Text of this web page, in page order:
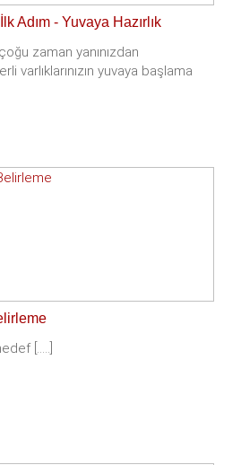
Adım - Yuvaya Hazırlık
zaman yanınızdan
varlıklarınızın yuvaya başlama
[.....]